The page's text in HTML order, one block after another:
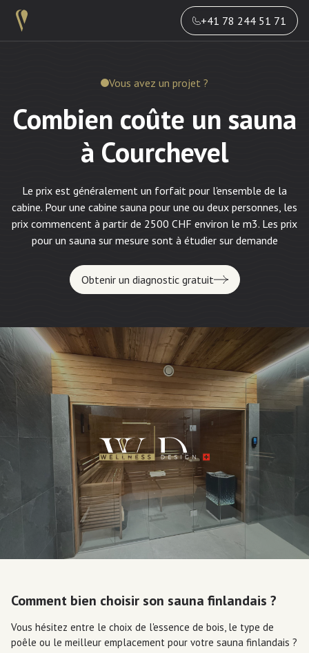
+41 78 244 51 71
Vous avez un projet ?
Combien coûte un sauna
à Courchevel
Le prix est généralement un forfait pour l'ensemble de la
cabine. Pour une cabine sauna pour une ou deux personnes, les
prix commencent à partir de 2500 CHF environ le m3. Les prix
pour un sauna sur mesure sont à étudier sur demande
Obtenir un diagnostic gratuit
Comment bien choisir son sauna finlandais ?
Vous hésitez entre le choix de l'essence de bois, le type de
poêle ou le meilleur emplacement pour votre sauna finlandais ?